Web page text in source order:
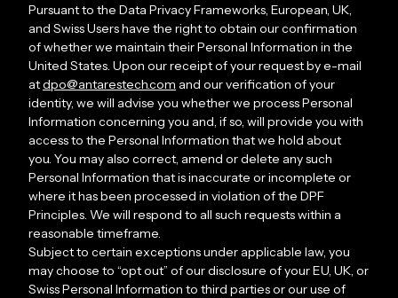
Pursuant to the Data Privacy Frameworks, European, UK,
and Swiss Users have the right to obtain our confirmation
of whether we maintain their Personal Information in the
United States. Upon our receipt of your request by e-mail
atdpo@antarestech.com and our verification of your
identity, we will advise you whether we process Personal
Information concerning you and, if so, will provide you with
access to the Personal Information that we hold about
you. You may also correct, amend or delete any such
Personal Information that is inaccurate or incomplete or
where it has been processed in violation of the DPF
Principles. We will respond to all such requests within a
reasonable timeframe.
Subject to certain exceptions under applicable law, you
may choose to “opt out” of our disclosure of your EU, UK, or
Swiss Personal Information to third parties or our use of